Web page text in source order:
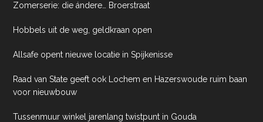
Zomerserie: die ándere… Broerstraat
Hobbels uit de weg, geldkraan open
Allsafe opent nieuwe locatie in Spijkenisse
Raad van State geeft ook Lochem en Hazerswoude ruim baan
voor nieuwbouw
Tussenmuur winkel jarenlang twistpunt in Gouda